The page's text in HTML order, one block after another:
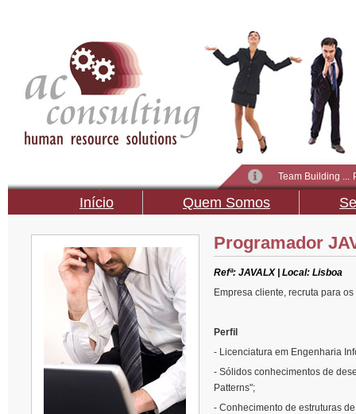
Team Building ...
uma forma de
ao desemprego...
Início Quem Somos
Programador
Refª: JAVALX | Local: Lisboa
Empresa cliente, recruta para
Perfil
- Licenciatura em Engenharia
- Sólidos conhecimentos de
Patterns";
- Conhecimento de estruturas